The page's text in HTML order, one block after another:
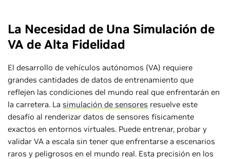
La Necesidad de Una Simulación de
VA de Alta Fidelidad
El desarrollo de vehículos autónomos (VA) requiere
grandes cantidades de datos de entrenamiento que
reflejen las condiciones del mundo real que enfrentarán en
la carretera. La simulación de sensores resuelve este
desafío al renderizar datos de sensores físicamente
exactos en entornos virtuales. Puede entrenar, probar y
validar VA a escala sin tener que enfrentarse a escenarios
raros y peligrosos en el mundo real. Esta precisión en los